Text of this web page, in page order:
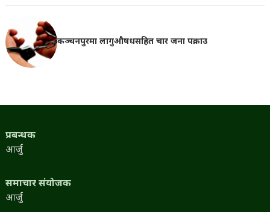
कञ्चनपुरमा लागुऔषधसहित चार जना पक्राउ
प्रबन्धक
आर्जु
समाचार संयोजक
आर्जु